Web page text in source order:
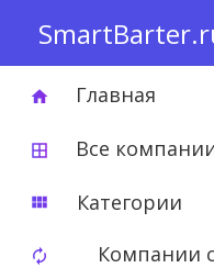
home Главная
border_all Все
view_module Категории
autorenew
Компании с